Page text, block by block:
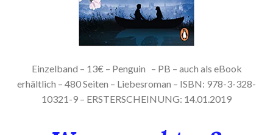
Einzelband – 13€ – Penguin – PB – auch als eBook
erhältlich – 480 Seiten – Liebesroman – ISBN: 978-3-328-
10321-9 – ERSTERSCHEINUNG: 14.01.2019